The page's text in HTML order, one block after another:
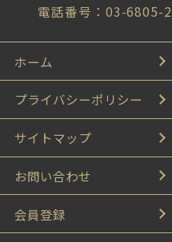
電話番号：03-6805-
ホーム
プライバシーポリシー
サイトマップ
お問い合わせ
会員登録